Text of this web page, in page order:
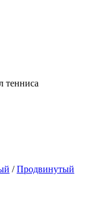
тенниса
/Продвинутый